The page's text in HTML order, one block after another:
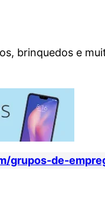
brinquedos e
grupos-de-